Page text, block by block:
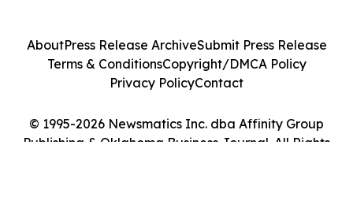
© 1995-2026 Newsmatics Inc. dba Affinity Group
Publishing & Oklahoma Business Journal. All Rights
AboutPress Release ArchiveSubmit Press Release
Terms & ConditionsCopyright/DMCA Policy
Privacy PolicyContact